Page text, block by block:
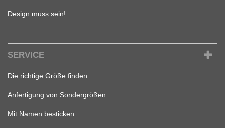
Design muss sein!
SERVICE
Die richtige Größe finden
Anfertigung von Sondergrößen
Mit Namen besticken